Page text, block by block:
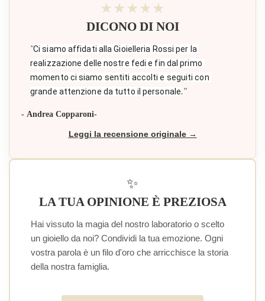
★★★★★
DICONO DI NOI
"Ci siamo affidati alla Gioielleria Rossi per la
realizzazione delle nostre fedi e fin dal primo
momento ci siamo sentiti accolti e seguiti con
grande attenzione da tutto il personale."
- Andrea Copparoni-
Leggi la recensione originale →
✨
LA TUA OPINIONE È PREZIOSA
Hai vissuto la magia del nostro laboratorio o scelto
un gioiello da noi? Condividi la tua emozione. Ogni
vostra parola è un filo d'oro che arricchisce la storia
della nostra famiglia.